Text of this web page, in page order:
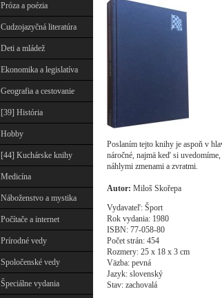
Próza a poézia
Cudzojazyčná literatúra
Deti a mládež
Ekonomika a legislatíva
Geografia a cestovanie
[39] História
Hobby
[44] Kuchárske knihy
Medicína
Náboženstvo a mystika
Počítače a internet
Prírodné vedy
Spoločenské vedy
Špeciálne vydania
Poslaním tejto knihy je aspoň v
náročné, najmä keď si
náhlymi zmenami a zvratmi.
Autor: Miloš Skořepa
Vydavateľ: Šport
Rok vydania: 1980
ISBN: 77-058-80
Počet strán: 454
Rozmery: 25 x 18 x 3 cm
Väzba: pevná
Jazyk: slovenský
Stav: zachovalá